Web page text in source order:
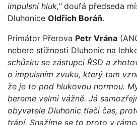
impulsní hluk,"doufá předseda
Dluhonice Oldřich Boráň.
Primátor Přerova Petr Vrána
nebere stížnosti Dluhonic na
schůzku se zástupci ŘSD a
o impulsním zvuku, který tam
že je to pod hlukovou normou.
bereme velmi vážně. Já
obyvatele Dluhonic tlačí čas,
trápí. Snažíme se to proto v